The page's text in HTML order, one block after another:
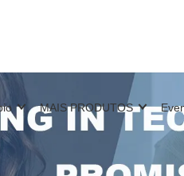
MAIS PRODUTOS